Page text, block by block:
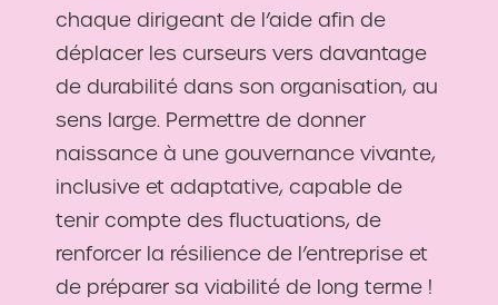
chaque dirigeant de l’aide afin de
déplacer les curseurs vers davantage
de durabilité dans son organisation, au
sens large. Permettre de donner
naissance à une gouvernance vivante,
inclusive et adaptative, capable de
tenir compte des fluctuations, de
renforcer la résilience de l’entreprise et
de préparer sa viabilité de long terme !